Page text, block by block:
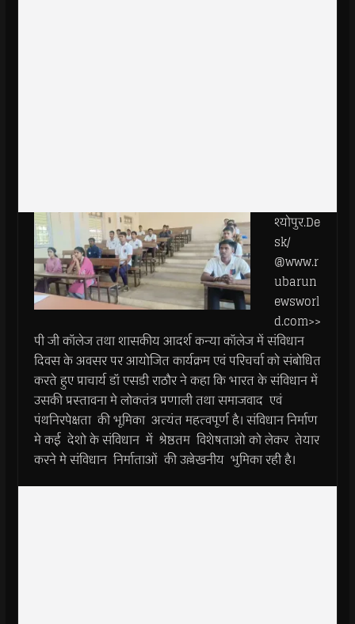
श्योपुर.De
sk/
@www.r
ubarun
ewsworl
d.com>>
पी जी कॉलेज तथा शासकीय आदर्श कन्या कॉलेज में संविधान
दिवस के अवसर पर आयोजित कार्यक्रम एवं परिचर्चा को संबोधित
करते हुए प्राचार्य डॉ एसडी राठौर ने कहा कि भारत के संविधान में
उसकी प्रस्तावना मे लोकतंत्र प्रणाली तथा समाजवाद एवं
पंथनिरपेक्षता की भूमिका अत्यंत महत्वपूर्ण है। संविधान निर्माण
मे कई देशो के संविधान में श्रेष्ठतम विशेषताओ को लेकर तेयार
करने मे संविधान निर्माताओं की उल्लेखनीय भुमिका रही है।